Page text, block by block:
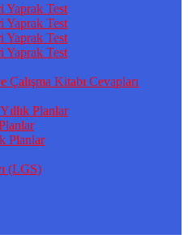
Yaprak Test
Yaprak Test
Yaprak Test
Yaprak Test
Kitabı Cevapları
Planlar
Planlar
(LGS)